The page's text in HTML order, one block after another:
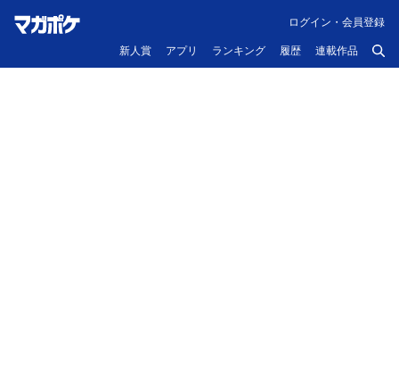
新人賞 アプリ ランキング 履歴 連載作品
ログイン・会員登録